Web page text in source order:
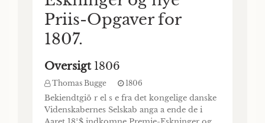
Hensyn til sammes
Rensning og hvad
Naturen derved har
frembragt.
Det Kongelige Danske
Videnskabers-Selskabs Skrifter
3
Priis-Opgaver for
1807.
Oversigt 1806
Thomas Bugge 1806
Bekiendtgiö r el s e fra det kongelige danske
Videnskabernes Selskab anga a ende de i